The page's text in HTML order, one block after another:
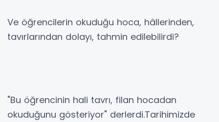
Ve öğrencilerin okuduğu hoca, hâllerinden,
tavırlarından dolayı, tahmin edilebilirdi?
"Bu öğrencinin hali tavrı, filan hocadan
okuduğunu gösteriyor" derlerdi.Tarihimizde